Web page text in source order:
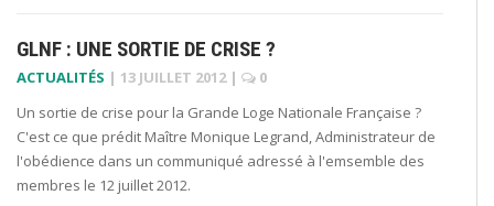
GLNF : UNE SORTIE DE CRISE ?
ACTUALITÉS | 13 JUILLET 2012 |
0
Un sortie de crise pour la Grande Loge Nationale Française ?
C'est ce que prédit Maître Monique Legrand, Administrateur de
l'obédience dans un communiqué adressé à l'emsemble des
membres le 12 juillet 2012.